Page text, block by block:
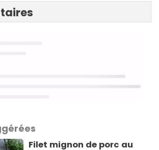
Filet mignon de porc au